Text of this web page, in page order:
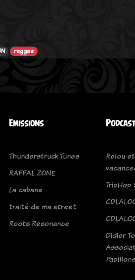
reggae
Emissions
Thunderstruck Tunes
RAFFAL ZONE
La cabane
traité de ma street
Roots Resonance
Relou
TripHop
Didier
Papillons